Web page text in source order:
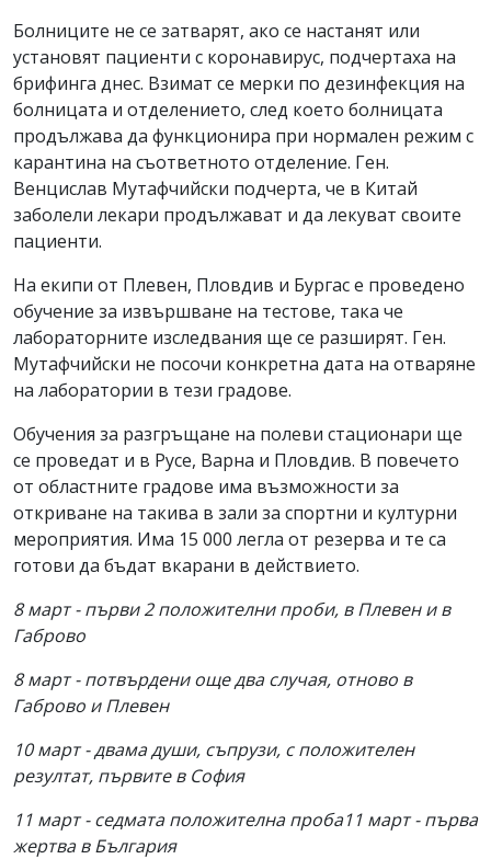
Болниците не се затварят, ако се настанят или
установят пациенти с коронавирус, подчертаха на
брифинга днес. Взимат се мерки по дезинфекция на
болницата и отделението, след което болницата
продължава да функционира при нормален режим с
карантина на съответното отделение. Ген.
Венцислав Мутафчийски подчерта, че в Китай
заболели лекари продължават и да лекуват своите
пациенти.
На екипи от Плевен, Пловдив и Бургас е проведено
обучение за извършване на тестове, така че
лабораторните изследвания ще се разширят. Ген.
Мутафчийски не посочи конкретна дата на отваряне
на лаборатории в тези градове.
Обучения за разгръщане на полеви стационари ще
се проведат и в Русе, Варна и Пловдив. В повечето
от областните градове има възможности за
откриване на такива в зали за спортни и културни
мероприятия. Има 15 000 легла от резерва и те са
готови да бъдат вкарани в действието.
8 март - първи 2 положителни проби, в Плевен и в
Габрово
8 март - потвърдени още два случая, отново в
Габрово и Плевен
10 март - двама души, съпрузи, с положителен
резултат, първите в София
11 март - седмата положителна проба11 март - първа
жертва в България